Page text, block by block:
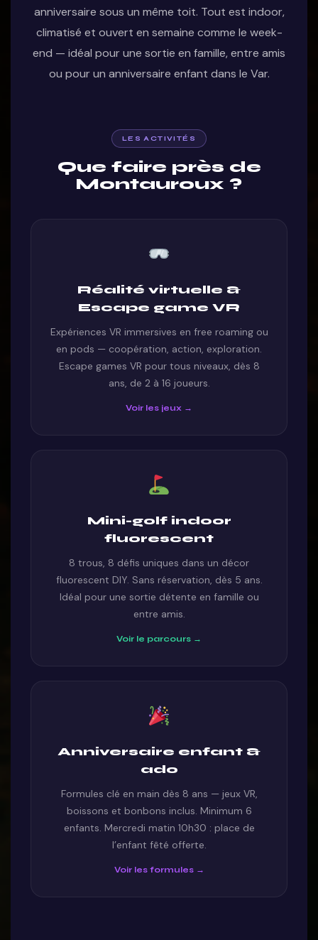
anniversaire sous un même toit. Tout est indoor,
climatisé et ouvert en semaine comme le week-
end — idéal pour une sortie en famille, entre amis
ou pour un anniversaire enfant dans le Var.
LES ACTIVITÉS
Que faire près de
Montauroux ?
Réalité virtuelle &
Escape game VR
Expériences VR immersives en free roaming ou
en pods — coopération, action, exploration.
Escape games VR pour tous niveaux, dès 8
ans, de 2 à 16 joueurs.
Voir les jeux →
Mini-golf indoor
fluorescent
8 trous, 8 défis uniques dans un décor
fluorescent DIY. Sans réservation, dès 5 ans.
Idéal pour une sortie détente en famille ou
entre amis.
Voir le parcours →
Anniversaire enfant &
ado
Formules clé en main dès 8 ans — jeux VR,
boissons et bonbons inclus. Minimum 6
enfants. Mercredi matin 10h30 : place de
l’enfant fêté offerte.
Voir les formules →